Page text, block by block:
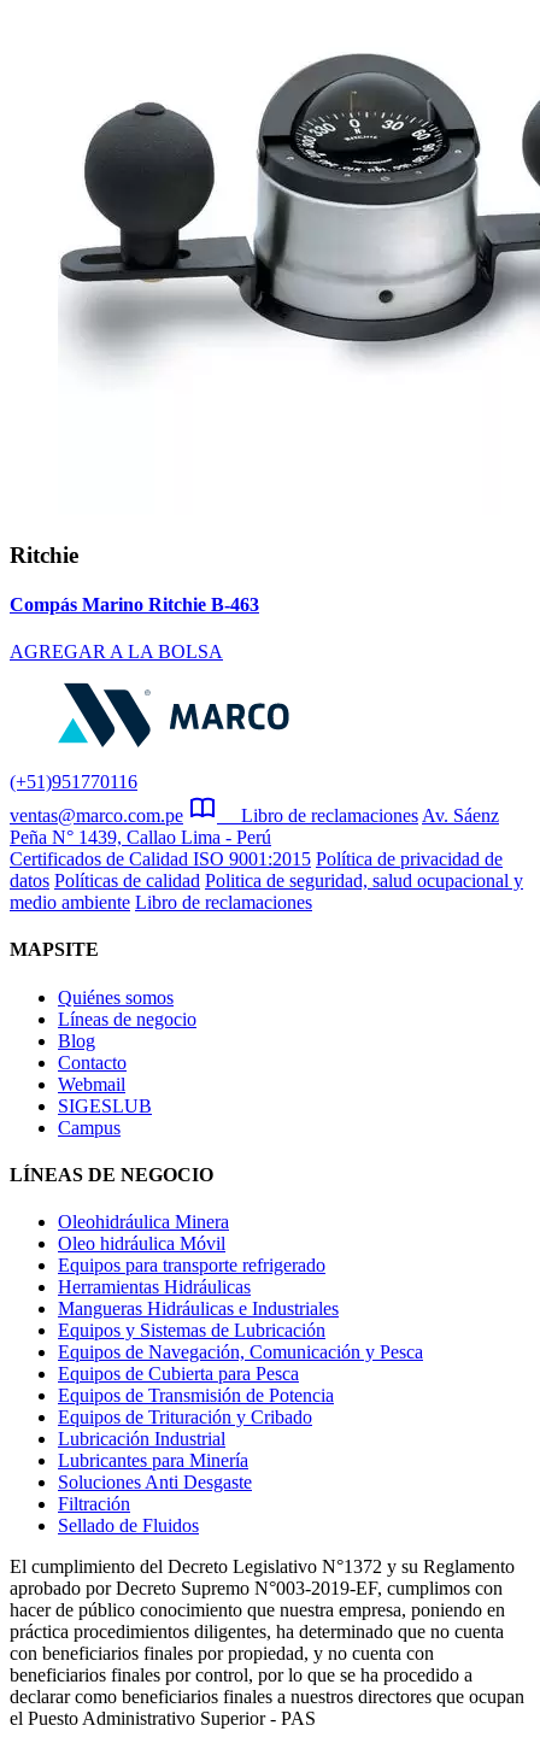
Ritchie
Compás Marino Ritchie B-463
AGREGAR A LA BOLSA
(+51)951770116
ventas@marco.com.pe
Libro de reclamaciones Av. Sáenz
Peña N° 1439, Callao Lima - Perú
Certificados de Calidad ISO 9001:2015 Política de privacidad de
datos Políticas de calidad Politica de seguridad, salud ocupacional y
medio ambiente Libro de reclamaciones
MAPSITE
Quiénes somos
Líneas de negocio
Blog
Contacto
Webmail
SIGESLUB
Campus
LÍNEAS DE NEGOCIO
Oleohidráulica Minera
Oleo hidráulica Móvil
Equipos para transporte refrigerado
Herramientas Hidráulicas
Mangueras Hidráulicas e Industriales
Equipos y Sistemas de Lubricación
Equipos de Navegación, Comunicación y Pesca
Equipos de Cubierta para Pesca
Equipos de Transmisión de Potencia
Equipos de Trituración y Cribado
Lubricación Industrial
Lubricantes para Minería
Soluciones Anti Desgaste
Filtración
Sellado de Fluidos
El cumplimiento del Decreto Legislativo N°1372 y su Reglamento
aprobado por Decreto Supremo N°003-2019-EF, cumplimos con
hacer de público conocimiento que nuestra empresa, poniendo en
práctica procedimientos diligentes, ha determinado que no cuenta
con beneficiarios finales por propiedad, y no cuenta con
beneficiarios finales por control, por lo que se ha procedido a
declarar como beneficiarios finales a nuestros directores que ocupan
el Puesto Administrativo Superior - PAS